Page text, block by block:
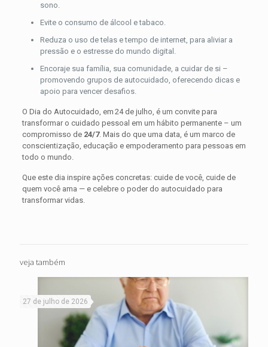
sono.
Evite o consumo de álcool e tabaco.
Reduza o uso de telas e tempo de internet, para aliviar a
pressão e o estresse do mundo digital.
Encoraje sua família, sua comunidade, a cuidar de si –
promovendo grupos de autocuidado, oferecendo dicas e
apoio para vencer desafios.
O Dia do Autocuidado, em 24 de julho, é um convite para
transformar o cuidado pessoal em um hábito permanente – um
compromisso de 24/7. Mais do que uma data, é um marco de
conscientização, educação e empoderamento para pessoas em
todo o mundo.
Que este dia inspire ações concretas: cuide de você, cuide de
quem você ama — e celebre o poder do autocuidado para
transformar vidas.
veja também
27 de julho de 2026